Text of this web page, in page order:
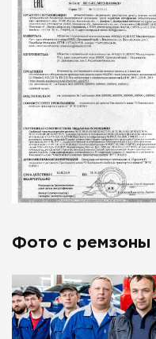
Фото с ремзоны